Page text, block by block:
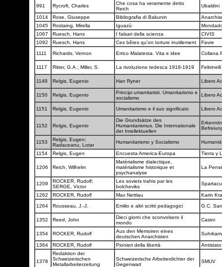
991
Rycroft, Charles
Che cosa ha veramente detto
Reich
Ubaldini
1014 Rose, Giuseppe Bibliografia di Bakunin
1045
Rostaing, Mirella Iguazù
1067
Ruesch, Hans I falsari della scienza
CIVIS
1092
Ruesch, Hans Ces bêtes qu'on torture inutilement
Favre
1111
Richards, Vernon Errico Malatesta. Vita e idee Collana
1117 Ritter, G.A.; Miller, S. La rivoluzione tedesca 1918-1919 Feltrinelli
1149 Relgis, Eugenio Han Ryner Libero
1150 Relgis, Eugenio
Principi umanitaristi. Umanitarismo e
socialismo
Libero
1151 Relgis, Eugenio Umanitarismo e il suo significato Libero
1152 Relgis, Eugenio
Die Grundsätze des
Humanitarismus. Die Internationale
der Intellektuellen
1153
Relgis, Eugen;
Radaceanu, Lotar
Humanitarismo y Socialismo
1154 Relgis, Eugen Encuesta America-Europa Tierra y
1206 Reich, Wilhelm
Matérialisme dialectique,
matérialisme historique et
psychanalyse
La
1209
ROCKER, Rudolf;
SERGE, Victor
Les soviets trahis par les
bolcheviks
1262 ROCKER, Rudolf Max Nettlau
Karin
1264
Rousseau, J.-J. Emilio e altri scritti pedagogici G.C.
1352 Reed, John
Dieci giorni che sconvolsero il
mondo
Casini
1354 ROCKER, Rudolf
Aus den Memoiren eines
deutschen Anarchisten
1364 ROCKER, Rudolf Pionieri della libertà
1378
Redaktion der
Schweizerischen
Metallarbeiterzeitung
Schweizerische Arbeiterdichter der
Gegenwart
SMUV